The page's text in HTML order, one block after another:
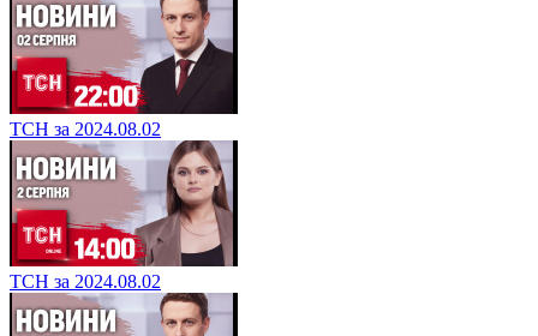
ТСН за 2024.08.02
ТСН за 2024.08.02